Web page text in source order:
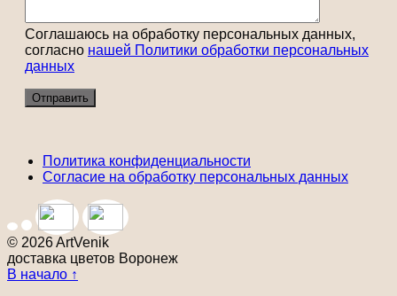
Соглашаюсь на обработку персональных данных,
согласно нашей Политики обработки персональных
данных
Политика конфиденциальности
Согласие на обработку персональных данных
© 2026 ArtVenik
доставка цветов Воронеж
В начало ↑